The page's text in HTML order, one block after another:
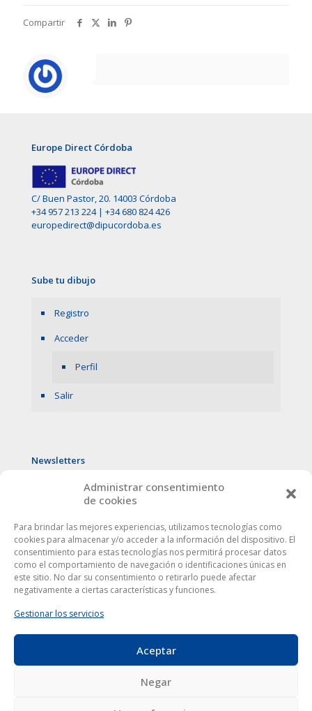
Administrar consentimiento
de cookies
Para brindar las mejores experiencias, utilizamos tecnologías como
cookies para almacenar y/o acceder a la información del dispositivo. El
consentimiento para estas tecnologías nos permitirá procesar datos
como el comportamiento de navegación o identificaciones únicas en
este sitio. No dar su consentimiento o retirarlo puede afectar
negativamente a ciertas características y funciones.
Gestionar los servicios
Aceptar
Negar
Compartir
Europe Direct Córdoba
C/ Buen Pastor, 20. 14003 Córdoba
+34 957 213 224| +34 680 824 426
europedirect@dipucordoba.es
Sube tu dibujo
Registro
Acceder
Perfil
Salir
Newsletters
|Aviso Legal
los derechos reservados
Este sitio web utiliza cookies para mejorar tu experiencia. Al